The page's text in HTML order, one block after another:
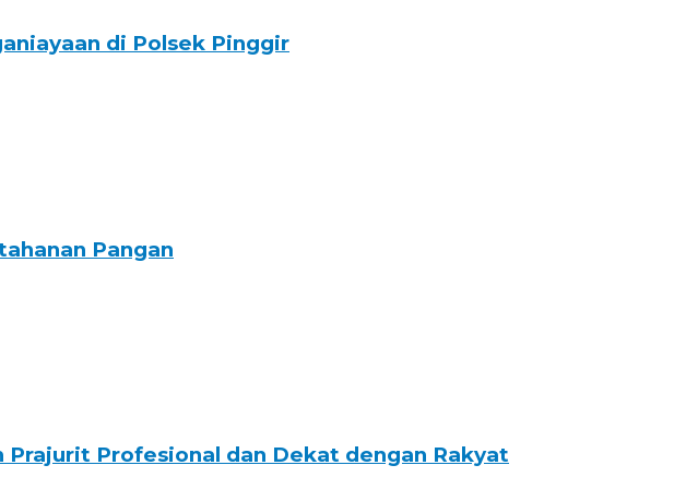
di Polsek Pinggir
Pangan
Prajurit Profesional dan Dekat dengan Rakyat